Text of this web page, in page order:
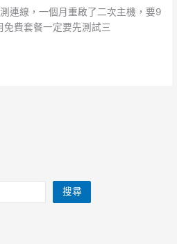
連線，一個月重啟了二次主機，要9
免費套餐一定要先測試三
搜尋